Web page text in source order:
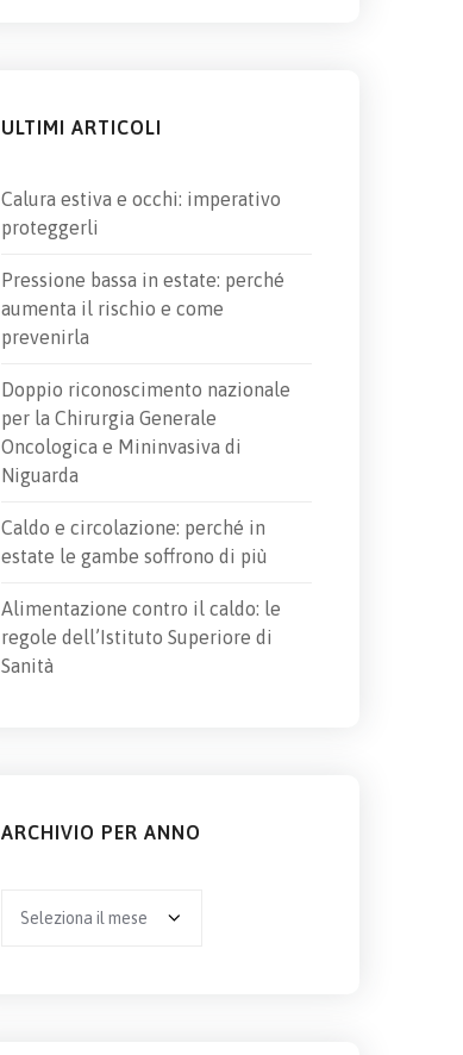
ULTIMI ARTICOLI
Calura estiva e occhi: imperativo
proteggerli
Pressione bassa in estate: perché
aumenta il rischio e come
prevenirla
Doppio riconoscimento nazionale
per la Chirurgia Generale
Oncologica e Mininvasiva di
Niguarda
Caldo e circolazione: perché in
estate le gambe soffrono di più
Alimentazione contro il caldo: le
regole dell’Istituto Superiore di
Sanità
ARCHIVIO PER ANNO
per